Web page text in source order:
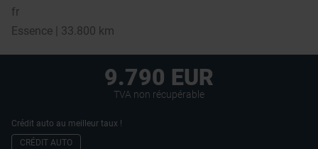
fr
Essence | 33.800 km
9.790 EUR
TVA non récupérable
Crédit auto au meilleur taux !
CRÉDIT AUTO